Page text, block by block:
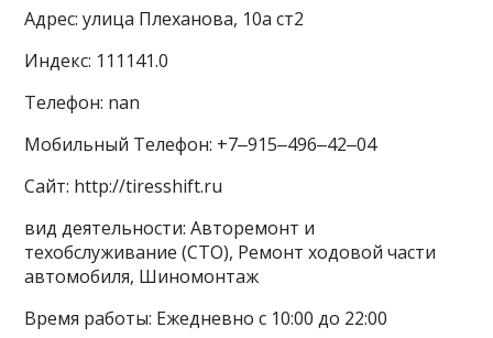
Адрес: улица Плеханова, 10а ст2
Индекс: 111141.0
Телефон: nan
Мобильный Телефон: +7‒915‒496‒42‒04
Сайт: http://tiresshift.ru
вид деятельности: Авторемонт и
техобслуживание (СТО), Ремонт ходовой части
автомобиля, Шиномонтаж
Время работы: Ежедневно с 10:00 до 22:00